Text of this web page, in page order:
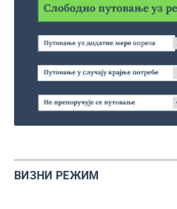
ВИЗНИ РЕЖИМ